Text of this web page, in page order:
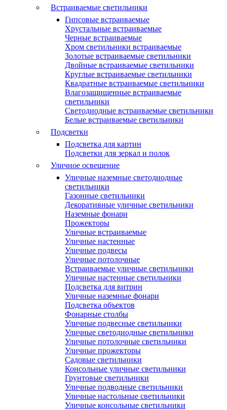
Встраиваемые светильники
Гипсовые встраиваемые
Хрустальные встраиваемые
Черные встраиваемые
Хром светильники встраиваемые
Золотые встраиваемые светильники
Двойные встраиваемые светильники
Круглые встраиваемые светильники
Квадратные встраиваемые светильники
Влагозащищенные встраиваемые
светильники
Светодиодные встраиваемые светильники
Белые встраиваемые светильники
Подсветки
Подсветка для картин
Подсветки для зеркал и полок
Уличное освещение
Уличные наземные светодиодные
светильники
Газонные светильники
Декоративные уличные светильники
Наземные фонари
Прожекторы
Уличные встраиваемые
Уличные настенные
Уличные подвесы
Уличные потолочные
Встраиваемые уличные светильники
Уличные настенные светильники
Подсветка для витрин
Уличные наземные фонари
Подсветка объектов
Фонарные столбы
Уличные подвесные светильники
Уличные светодиодные светильники
Уличные потолочные светильники
Уличные прожекторы
Садовые светильники
Консольные уличные светильники
Грунтовые светильники
Уличные подводные светильники
Уличные настольные светильники
Уличные консольные светильники